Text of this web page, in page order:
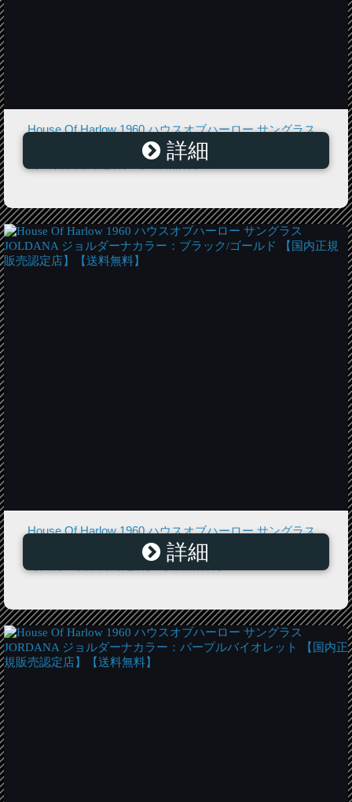
House Of Harlow 1960 ハウスオブハーロー サングラス
JORDANA ジョルダーナカラー：ライトトータス 【国
内正規販売認定店】【送料無料】
詳細
House Of Harlow 1960 ハウスオブハーロー サングラス
JOLDANA ジョルダーナカラー：ブラック/ゴールド
【国内正規販売認定店】【送料無料】
詳細